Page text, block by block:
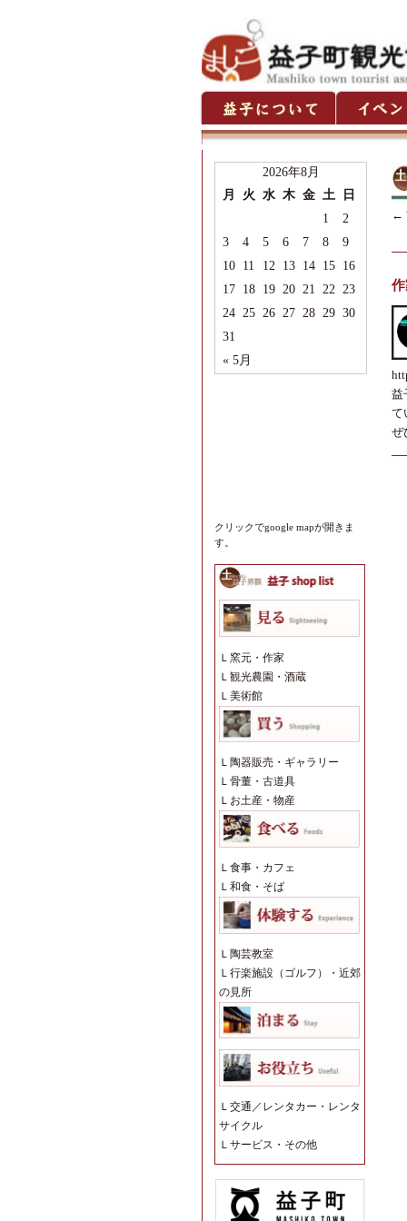
2026年8月
月
火 水 木 金 土 日
« 5月
1
2
3
4 5 6 7 8
9
10 11 12 13 14 15 16
17 18 19 20 21 22 23
24 25 26 27 28 29 30
31
クリックでgoogle mapが開きま
す。
Ｌ 窯元・作家
Ｌ 観光農園・酒蔵
Ｌ 美術館
Ｌ 陶器販売・ギャラリー
Ｌ 骨董・古道具
Ｌ お土産・物産
Ｌ 食事・カフェ
Ｌ 和食・そば
Ｌ 陶芸教室
Ｌ 行楽施設（ゴルフ）・近郊
の見所
Ｌ 交通／レンタカー・レンタ
サイクル
Ｌ サービス・その他
←
益
て
ぜ